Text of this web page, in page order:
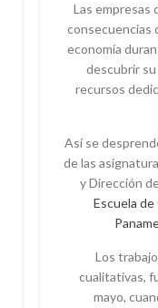
Las empresas
consecuencias
economía
descubrir
recursos
Así se
de las
y Dirección
Escuela
Los
cualitativas,
mayo,